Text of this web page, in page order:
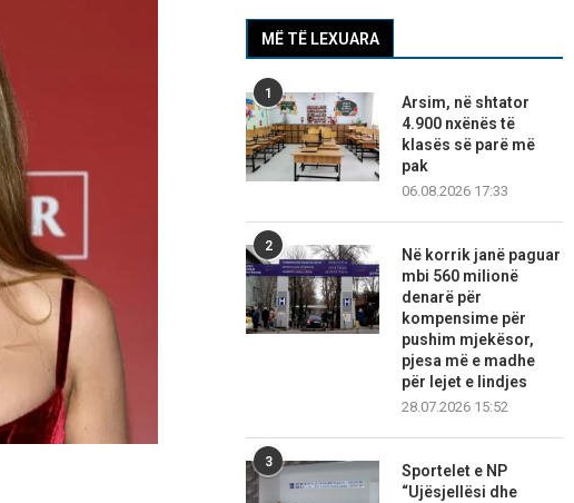
MË TË LEXUARA
1
Arsim, në shtator
4.900 nxënës të
klasës së parë më
pak
06.08.2026 17:33
2
Në korrik janë paguar
mbi 560 milionë
denarë për
kompensime për
pushim mjekësor,
pjesa më e madhe
për lejet e lindjes
28.07.2026 15:52
3
Sportelet e NP
“Ujësjellësi dhe